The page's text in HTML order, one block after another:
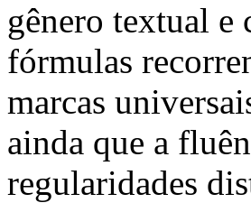
gênero textual e
fórmulas
marcas
ainda que a
regularidades